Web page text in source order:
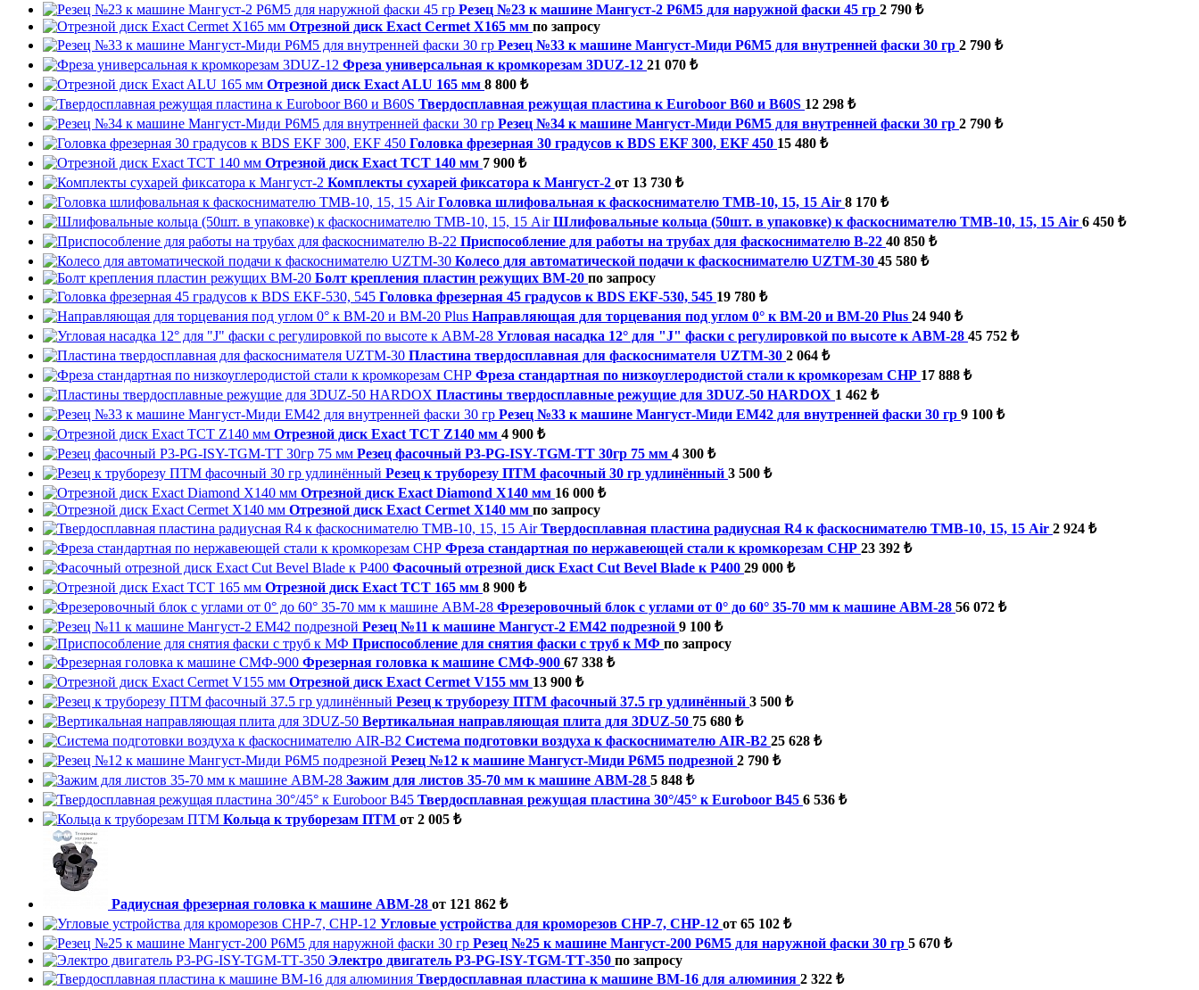
Резец №23 к машине Мангуст-2 Р6М5 для наружной фаски 45 гр 2 790 ₺
Отрезной диск Exact Cermet X165 мм по запросу
Резец №33 к машине Мангуст-Миди Р6М5 для внутренней фаски 30 гр 2 790 ₺
Фреза универсальная к кромкорезам 3DUZ-12 21 070 ₺
Отрезной диск Exact ALU 165 мм 8 800 ₺
Твердосплавная режущая пластина к Euroboor В60 и В60S 12 298 ₺
Резец №34 к машине Мангуст-Миди Р6М5 для внутренней фаски 30 гр 2 790 ₺
Головка фрезерная 30 градусов к BDS EKF 300, EKF 450 15 480 ₺
Отрезной диск Exact TCT 140 мм 7 900 ₺
Комплекты сухарей фиксатора к Мангуст-2 от 13 730 ₺
Головка шлифовальная к фаскоснимателю ТМВ-10, 15, 15 Air 8 170 ₺
Шлифовальные кольца (50шт. в упаковке) к фаскоснимателю ТМВ-10, 15, 15 Air 6 450 ₺
Приспособление для работы на трубах для фаскоснимателю B-22 40 850 ₺
Колесо для автоматической подачи к фаскоснимателю UZTM-30 45 580 ₺
Болт крепления пластин режущих ВМ-20 по запросу
Головка фрезерная 45 градусов к BDS EKF-530, 545 19 780 ₺
Направляющая для торцевания под углом 0° к ВМ-20 и BM-20 Plus 24 940 ₺
Угловая насадка 12° для "J" фаски с регулировкой по высоте к АВМ-28 45 752 ₺
Пластина твердосплавная для фаскоснимателя UZTM-30 2 064 ₺
Фреза стандартная по низкоуглеродистой стали к кромкорезам СНР 17 888 ₺
Пластины твердосплавные режущие для 3DUZ-50 HARDOX 1 462 ₺
Резец №33 к машине Мангуст-Миди ЕМ42 для внутренней фаски 30 гр 9 100 ₺
Отрезной диск Exact TCT Z140 мм 4 900 ₺
Резец фасочный P3-PG-ISY-TGM-ТТ 30гр 75 мм 4 300 ₺
Резец к труборезу ПТМ фасочный 30 гр удлинённый 3 500 ₺
Отрезной диск Exact Diamond X140 мм 16 000 ₺
Отрезной диск Exact Cermet X140 мм по запросу
Твердосплавная пластина радиусная R4 к фаскоснимателю ТМВ-10, 15, 15 Air 2 924 ₺
Фреза стандартная по нержавеющей стали к кромкорезам СНР 23 392 ₺
Фасочный отрезной диск Exact Cut Bevel Blade к Р400 29 000 ₺
Отрезной диск Exact TCT 165 мм 8 900 ₺
Фрезеровочный блок с углами от 0° до 60° 35-70 мм к машине ABM-28 56 072 ₺
Резец №11 к машине Мангуст-2 ЕМ42 подрезной 9 100 ₺
Приспособление для снятия фаски с труб к МФ по запросу
Фрезерная головка к машине СМФ-900 67 338 ₺
Отрезной диск Exact Cermet V155 мм 13 900 ₺
Резец к труборезу ПТМ фасочный 37.5 гр удлинённый 3 500 ₺
Вертикальная направляющая плита для 3DUZ-50 75 680 ₺
Система подготовки воздуха к фаскоснимателю AIR-B2 25 628 ₺
Резец №12 к машине Мангуст-Миди Р6М5 подрезной 2 790 ₺
Зажим для листов 35-70 мм к машине ABM-28 5 848 ₺
Твердосплавная режущая пластина 30°/45° к Euroboor B45 6 536 ₺
Кольца к труборезам ПТМ от 2 005 ₺
Радиусная фрезерная головка к машине ABM-28 от 121 862 ₺
Угловые устройства для кроморезов СНР-7, СНР-12 от 65 102 ₺
Резец №25 к машине Мангуст-200 Р6М5 для наружной фаски 30 гр 5 670 ₺
Электро двигатель P3-PG-ISY-TGM-ТТ-350 по запросу
Твердосплавная пластина к машине ВМ-16 для алюминия 2 322 ₺